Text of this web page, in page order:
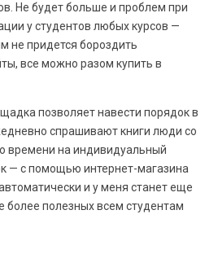
Не будет больше и проблем при
у студентов любых курсов —
не придется бороздить
все можно разом купить в
позволяет навести порядок в
спрашивают книги люди со
времени на индивидуальный
— с помощью интернет-магазина
и у меня станет еще
полезных всем студентам